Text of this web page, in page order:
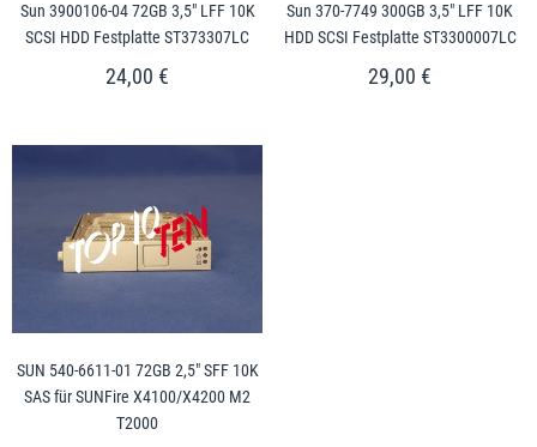
Sun 3900106-04 72GB 3,5" LFF 10K
SCSI HDD Festplatte ST373307LC
24,00 €
Sun 370-7749 300GB 3,5" LFF 10K
HDD SCSI Festplatte ST3300007LC
29,00 €
SUN 540-6611-01 72GB 2,5" SFF 10K
SAS für SUNFire X4100/X4200 M2
T2000